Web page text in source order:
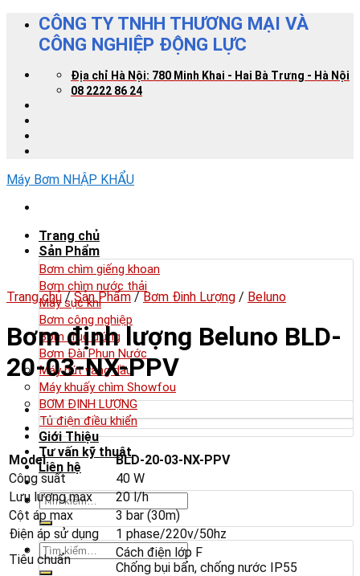
Skip
content
CÔNG TY TNHH THƯƠNG MẠI VÀ
CÔNG NGHIỆP ĐỘNG LỰC
Địa chỉ Hà Nội: 780 Minh Khai - Hai Bà Trưng - Hà Nội
08 2222 86 24
Máy Bơm NHẬP KHẨU
Trang chủ
Sản Phẩm
Bơm chìm giếng khoan
Bơm chìm nước thải
Máy sục khí
Bơm công nghiệp
Bơm trục đứng
Bơm Đài Phun Nước
Máy hút váng dầu
Máy khuấy chìm Showfou
BƠM ĐỊNH LƯỢNG
Tủ điện điều khiển
Giới Thiệu
Tư vấn kỹ thuật
Liên hệ
Tìm
kiếm:
Tìm
kiếm:
Trang chủ / Sản Phẩm / Bơm Đinh Lượng / Beluno
Bơm định lượng Beluno BLD-
20-03-NX-PPV
Model
BLD-20-03-NX-PPV
Công suất
40 W
Lưu lượng max
20 l/h
Cột áp max
3 bar (30m)
Điện áp sử dụng
1 phase/220v/50hz
Tiêu chuẩn
Cách điện lớp F
Chống bụi bẩn, chống nước IP55